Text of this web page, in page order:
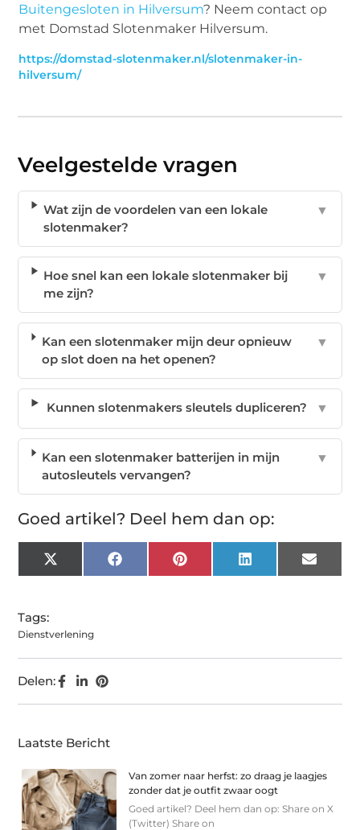
Buitengesloten in Hilversum? Neem contact op
met Domstad Slotenmaker Hilversum.
https://domstad-slotenmaker.nl/slotenmaker-in-
hilversum/
Veelgestelde vragen
Wat zijn de voordelen van een lokale
slotenmaker?
▼
Hoe snel kan een lokale slotenmaker bij
me zijn?
▼
Kan een slotenmaker mijn deur opnieuw
op slot doen na het openen?
▼
Kunnen slotenmakers sleutels dupliceren? ▼
Kan een slotenmaker batterijen in mijn
autosleutels vervangen?
▼
Goed artikel? Deel hem dan op:
X
(Twitter)
FacebookPinterest LinkedIn Email
Tags:
Dienstverlening
Delen:
Laatste Bericht
Van zomer naar herfst: zo draag je laagjes
zonder dat je outfit zwaar oogt
Goed artikel? Deel hem dan op: Share on X
(Twitter) Share on